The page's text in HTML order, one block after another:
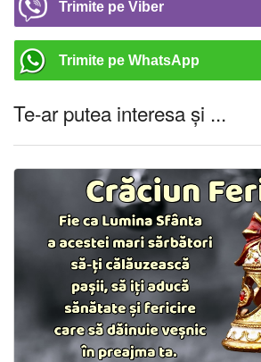
Trimite pe Viber
Trimite pe WhatsApp
Te-ar putea interesa și ...